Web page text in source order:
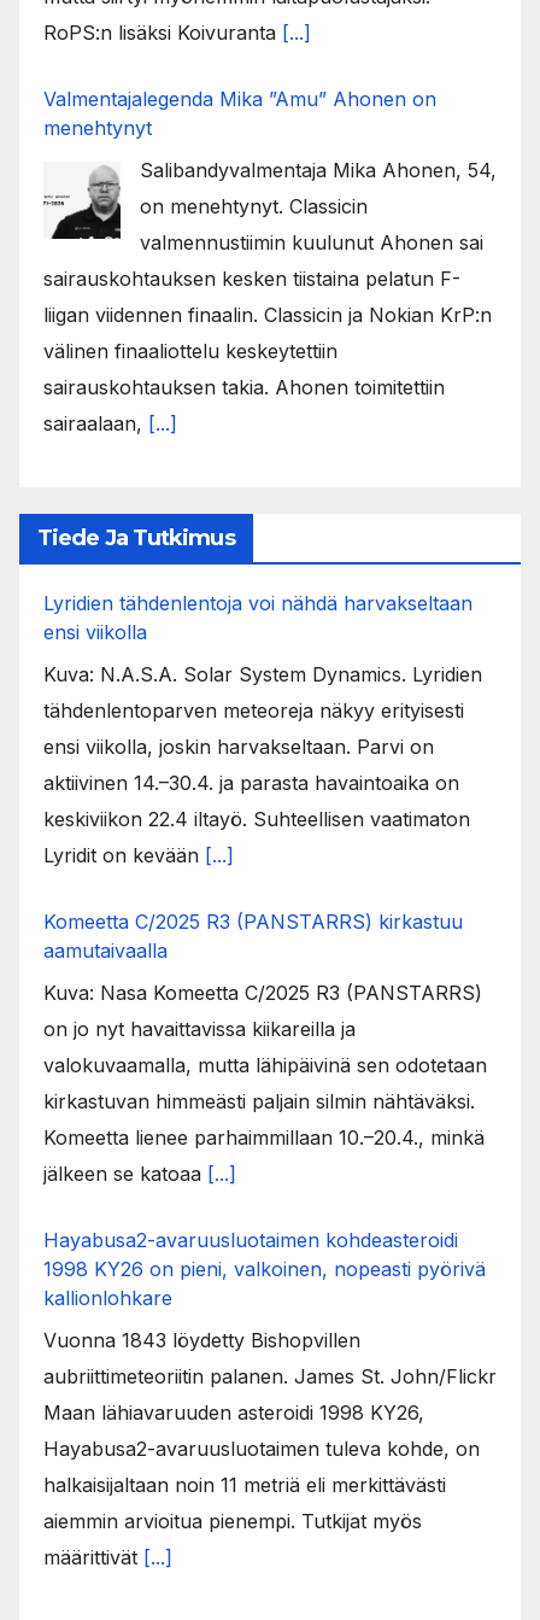
RoPS:n lisäksi Koivuranta [...]
Valmentajalegenda Mika ”Amu” Ahonen on
menehtynyt
Salibandyvalmentaja Mika Ahonen, 54,
on menehtynyt. Classicin
valmennustiimin kuulunut Ahonen sai
sairauskohtauksen kesken tiistaina pelatun F-
liigan viidennen finaalin. Classicin ja Nokian KrP:n
välinen finaaliottelu keskeytettiin
sairauskohtauksen takia. Ahonen toimitettiin
sairaalaan, [...]
Tiede Ja Tutkimus
Lyridien tähdenlentoja voi nähdä harvakseltaan
ensi viikolla
Kuva: N.A.S.A. Solar System Dynamics. Lyridien
tähdenlentoparven meteoreja näkyy erityisesti
ensi viikolla, joskin harvakseltaan. Parvi on
aktiivinen 14.–30.4. ja parasta havaintoaika on
keskiviikon 22.4 iltayö. Suhteellisen vaatimaton
Lyridit on kevään [...]
Komeetta C/2025 R3 (PANSTARRS) kirkastuu
aamutaivaalla
Kuva: Nasa Komeetta C/2025 R3 (PANSTARRS)
on jo nyt havaittavissa kiikareilla ja
valokuvaamalla, mutta lähipäivinä sen odotetaan
kirkastuvan himmeästi paljain silmin nähtäväksi.
Komeetta lienee parhaimmillaan 10.–20.4., minkä
jälkeen se katoaa [...]
Hayabusa2-avaruusluotaimen kohdeasteroidi
1998 KY26 on pieni, valkoinen, nopeasti pyörivä
kallionlohkare
Vuonna 1843 löydetty Bishopvillen
aubriittimeteoriitin palanen. James St. John/Flickr
Maan lähiavaruuden asteroidi 1998 KY26,
Hayabusa2-avaruusluotaimen tuleva kohde, on
halkaisijaltaan noin 11 metriä eli merkittävästi
aiemmin arvioitua pienempi. Tutkijat myös
määrittivät [...]